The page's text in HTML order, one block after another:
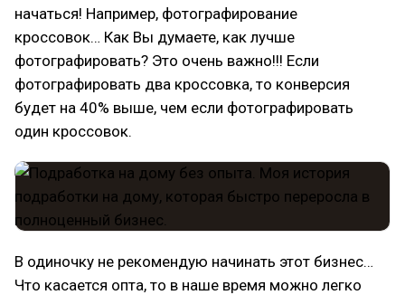
начаться! Например, фотографирование
кроссовок… Как Вы думаете, как лучше
фотографировать? Это очень важно!!! Если
фотографировать два кроссовка, то конверсия
будет на 40% выше, чем если фотографировать
один кроссовок.
В одиночку не рекомендую начинать этот бизнес…
Что касается опта, то в наше время можно легко